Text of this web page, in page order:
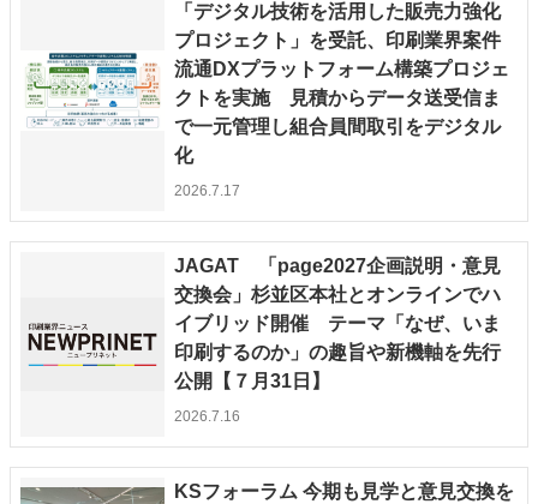
「デジタル技術を活用した販売力強化
プロジェクト」を受託、印刷業界案件
流通DXプラットフォーム構築プロジェ
クトを実施 見積からデータ送受信ま
で一元管理し組合員間取引をデジタル
化
2026.7.17
JAGAT 「page2027企画説明・意見
交換会」杉並区本社とオンラインでハ
イブリッド開催 テーマ「なぜ、いま
印刷するのか」の趣旨や新機軸を先行
公開【７月31日】
2026.7.16
KSフォーラム 今期も見学と意見交換を